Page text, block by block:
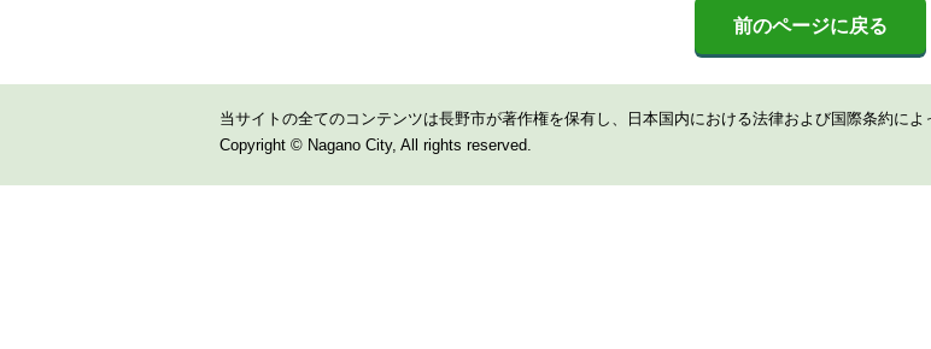
前のページに戻る
当サイトの全てのコンテンツは長野市が著作権を保有し、日本国内における法律および国際条約によ
Copyright © Nagano City, All rights reserved.